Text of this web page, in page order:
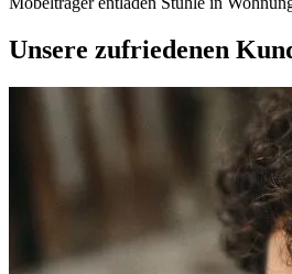
Unsere zufriedenen